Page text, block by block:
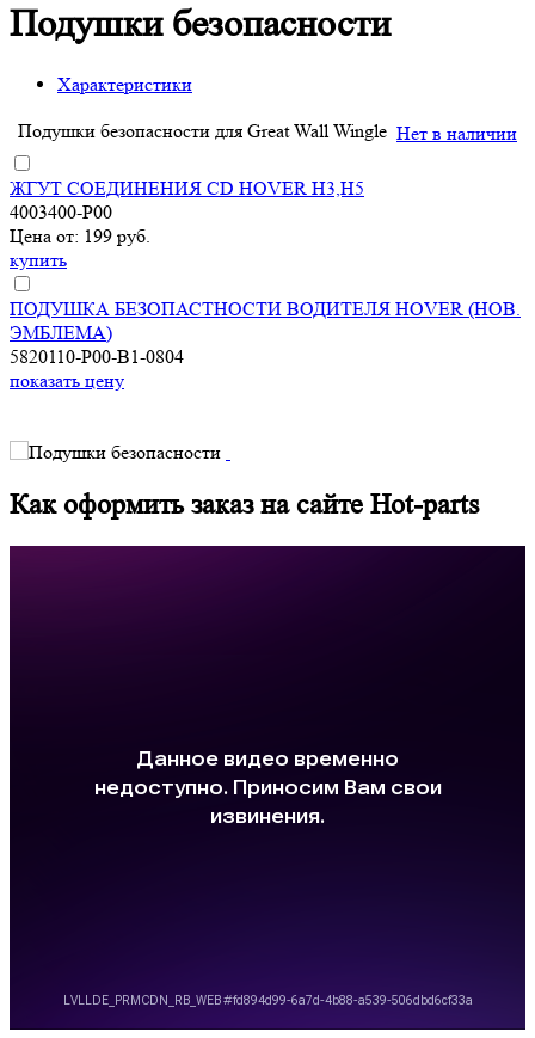
Подушки безопасности
Характеристики
Подушки безопасности для Great Wall Wingle Нет в наличии
ЖГУТ СОЕДИНЕНИЯ CD HOVER H3,H5
4003400-P00
Цена от: 199 руб.
купить
ПОДУШКА БЕЗОПАСТНОСТИ ВОДИТЕЛЯ HOVER (НОВ.
ЭМБЛЕМА)
5820110-P00-B1-0804
показать цену
Как оформить заказ на сайте Hot-parts